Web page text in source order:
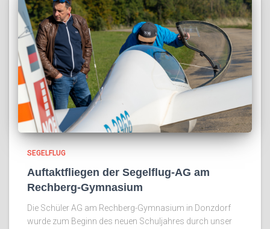
SEGELFLUG
Auftaktfliegen der Segelflug-AG am
Rechberg-Gymnasium
Die Schüler AG am Rechberg-Gymnasium in Donzdorf
wurde zum Beginn des neuen Schuljahres durch unser